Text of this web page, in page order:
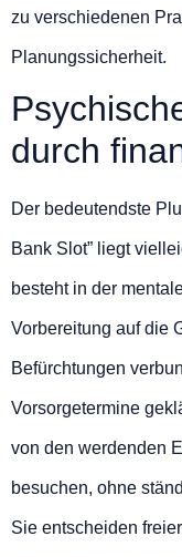
zu verschiedenen
Planungssicherheit.
durch
Der bedeutendste
Bank Slot” liegt
besteht in der
Vorbereitung auf die
Befürchtungen
Vorsorgetermine
von den werdenden
besuchen, ohne
Sie entscheiden